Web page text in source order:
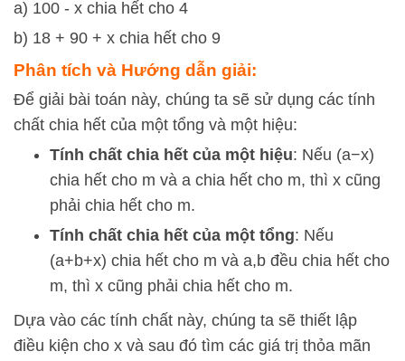
a) 100 - x chia hết cho 4
b) 18 + 90 + x chia hết cho 9
Phân tích và Hướng dẫn giải:
Để giải bài toán này, chúng ta sẽ sử dụng các tính
chất chia hết của một tổng và một hiệu:
Tính chất chia hết của một hiệu: Nếu (a−x)
chia hết cho m và a chia hết cho m, thì x cũng
phải chia hết cho m.
Tính chất chia hết của một tổng: Nếu
(a+b+x) chia hết cho m và a,b đều chia hết cho
m, thì x cũng phải chia hết cho m.
Dựa vào các tính chất này, chúng ta sẽ thiết lập
điều kiện cho x và sau đó tìm các giá trị thỏa mãn